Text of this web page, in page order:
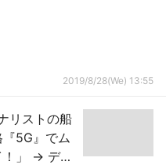
2019/8/28(We) 13:55
リストの船
5G』でム
！」 → デマ